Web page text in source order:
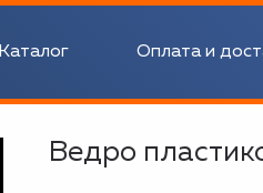
Каталог Оплата и
Ведро